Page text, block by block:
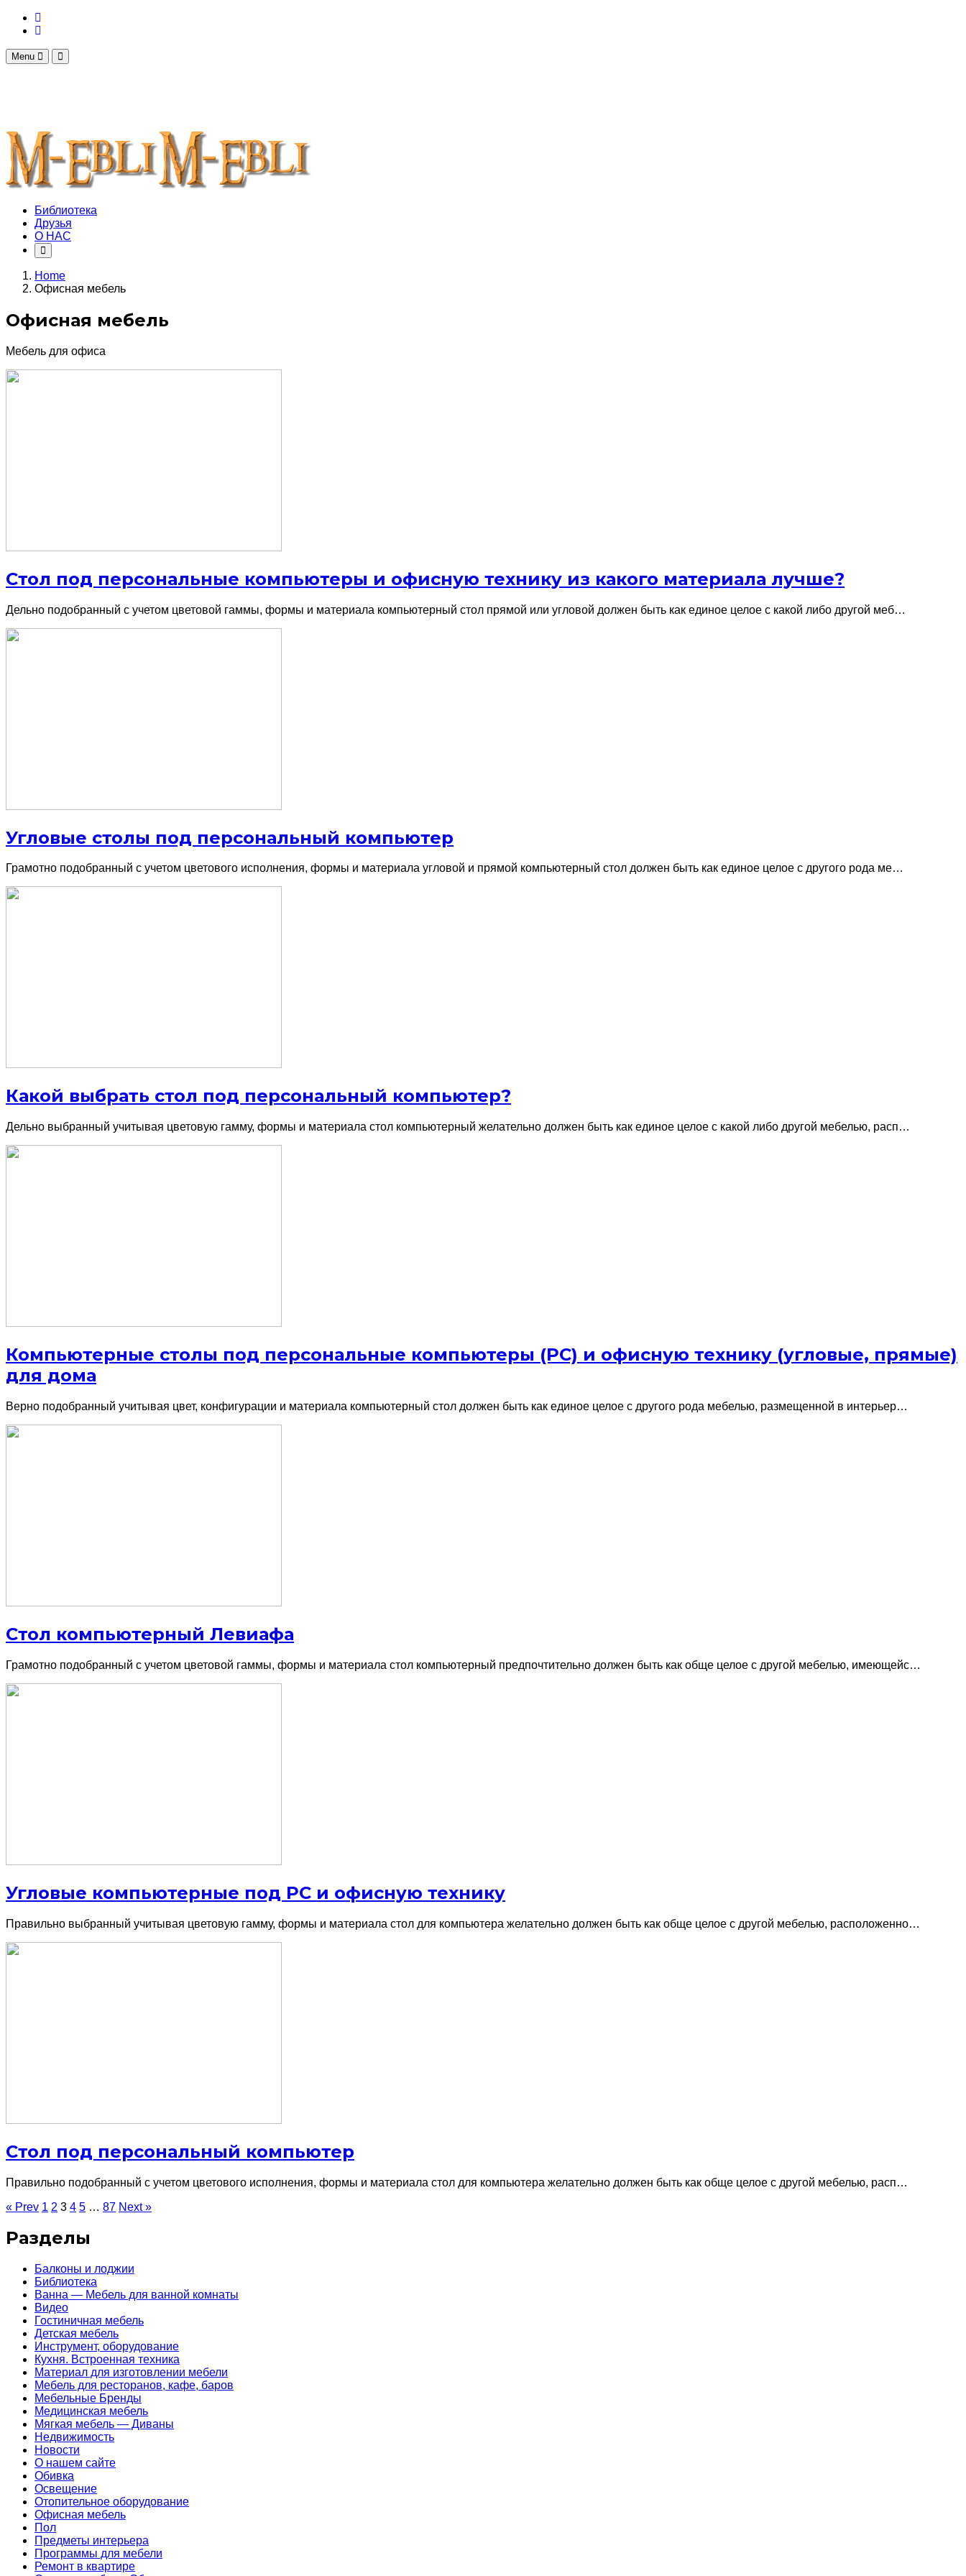
Menu
Библиотека
Друзья
О НАС
Home
Офисная мебель
Офисная мебель
Мебель для офиса
Стол под персональные компьютеры и офисную технику из какого материала лучше?
Дельно подобранный с учетом цветовой гаммы, формы и материала компьютерный стол прямой или угловой должен быть как единое целое с какой либо другой меб…
Угловые столы под персональный компьютер
Грамотно подобранный с учетом цветового исполнения, формы и материала угловой и прямой компьютерный стол должен быть как единое целое с другого рода ме…
Какой выбрать стол под персональный компьютер?
Дельно выбранный учитывая цветовую гамму, формы и материала стол компьютерный желательно должен быть как единое целое с какой либо другой мебелью, расп…
Компьютерные столы под персональные компьютеры (PC) и офисную технику (угловые, прямые)
для дома
Верно подобранный учитывая цвет, конфигурации и материала компьютерный стол должен быть как единое целое с другого рода мебелью, размещенной в интерьер…
Стол компьютерный Левиафа
Грамотно подобранный с учетом цветовой гаммы, формы и материала стол компьютерный предпочтительно должен быть как обще целое с другой мебелью, имеющейс…
Угловые компьютерные под PC и офисную технику
Правильно выбранный учитывая цветовую гамму, формы и материала стол для компьютера желательно должен быть как обще целое с другой мебелью, расположенно…
Стол под персональный компьютер
Правильно подобранный с учетом цветового исполнения, формы и материала стол для компьютера желательно должен быть как обще целое с другой мебелью, расп…
« Prev 1 2 3 4 5 … 87 Next »
Разделы
Балконы и лоджии
Библиотека
Ванна — Мебель для ванной комнаты
Видео
Гостиничная мебель
Детская мебель
Инструмент, оборудование
Кухня. Встроенная техника
Материал для изготовлении мебели
Мебель для ресторанов, кафе, баров
Мебельные Бренды
Медицинская мебель
Мягкая мебель — Диваны
Недвижимость
Новости
О нашем сайте
Обивка
Освещение
Отопительное оборудование
Офисная мебель
Пол
Предметы интерьера
Программы для мебели
Ремонт в квартире